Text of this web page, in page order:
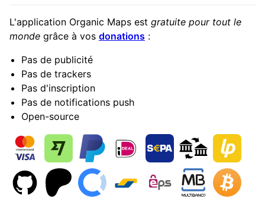
L'application Organic Maps est gratuite pour tout le
monde grâce à vos donations :
Pas de publicité
Pas de trackers
Pas d'inscription
Pas de notifications push
Open-source